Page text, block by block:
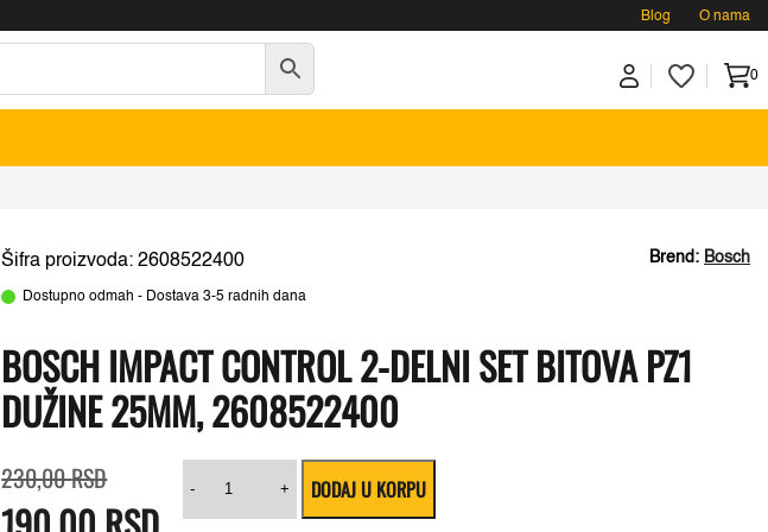
Blog O nama
0
Brend: Bosch
Šifra proizvoda: 2608522400
Dostupno odmah - Dostava 3-5 radnih dana
BOSCH IMPACT CONTROL 2-DELNI SET BITOVA PZ1
DUŽINE 25MM, 2608522400
230,00RSDcena
je
bila:
cena
je:
190,00 RSD.
-
Impact
2-
+ DODAJ U KORPU